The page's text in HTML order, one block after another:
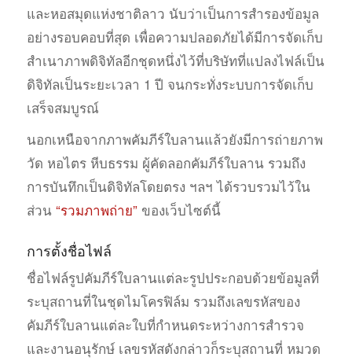
และหอสมุดแห่งชาติลาว นับว่าเป็นการสำรองข้อมูล
อย่างรอบคอบที่สุด เพื่อความปลอดภัยได้มีการจัดเก็บ
สำเนาภาพดิจิทัลอีกชุดหนึ่งไว้ที่บริษัทที่แปลงไฟล์เป็น
ดิจิทัลเป็นระยะเวลา 1 ปี จนกระทั่งระบบการจัดเก็บ
เสร็จสมบูรณ์
นอกเหนือจากภาพคัมภีร์ใบลานแล้วยังมีการถ่ายภาพ
วัด หอไตร หีบธรรม ผู้คัดลอกคัมภีร์ใบลาน รวมถึง
การบันทึกเป็นดิจิทัลโดยตรง ฯลฯ ได้รวบรวมไว้ใน
ส่วน “รวมภาพถ่าย”ของเว็บไซต์นี้
การตั้งชื่อไฟล์
ชื่อไฟล์รูปคัมภีร์ใบลานแต่ละรูปประกอบด้วยข้อมูลที่
ระบุสถานที่ในชุดไมโครฟิล์ม รวมถึงเลขรหัสของ
คัมภีร์ใบลานแต่ละใบที่กำหนดระหว่างการสำรวจ
และงานอนุรักษ์ เลขรหัสดังกล่าวก็ระบุสถานที่ หมวด